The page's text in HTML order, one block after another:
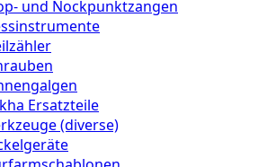
und Nockpunktzangen
Ersatzteile
(diverse)